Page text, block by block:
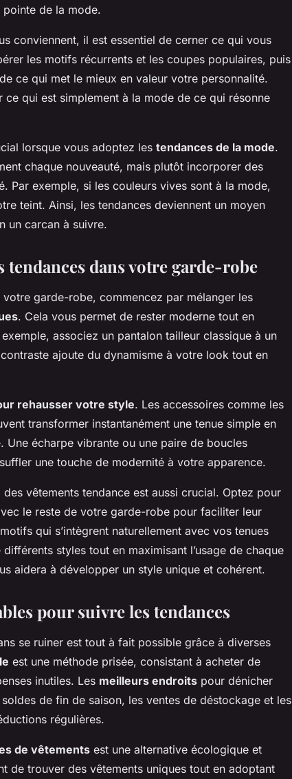
de la mode.
conviennent, il est essentiel de cerner ce qui vous
les motifs récurrents et les coupes populaires, puis
ce qui met le mieux en valeur votre personnalité.
qui est simplement à la mode de ce qui résonne
lorsque vous adoptez les tendances de la mode.
chaque nouveauté, mais plutôt incorporer des
Par exemple, si les couleurs vives sont à la mode,
teint. Ainsi, les tendances deviennent un moyen
un carcan à suivre.
dans votre garde-robe
votre garde-robe, commencez par mélanger les
. Cela vous permet de rester moderne tout en
associez un pantalon tailleur classique à un
ajoute du dynamisme à votre look tout en
rehausser votre style. Les accessoires comme les
transformer instantanément une tenue simple en
Une écharpe vibrante ou une paire de boucles
une touche de modernité à votre apparence.
vêtements tendance est aussi crucial. Optez pour
le reste de votre garde-robe pour faciliter leur
qui s’intègrent naturellement avec vos tenues
styles tout en maximisant l’usage de chaque
aidera à développer un style unique et cohérent.
pour suivre les tendances
se ruiner est tout à fait possible grâce à diverses
est une méthode prisée, consistant à acheter de
inutiles. Les meilleurs endroits pour dénicher
de fin de saison, les ventes de déstockage et les
régulières.
de vêtements est une alternative écologique et
de trouver des vêtements uniques tout en adoptant